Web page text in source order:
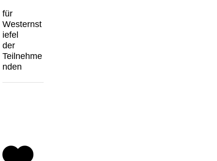
für
Westernst
iefel
der
Teilnehme
nden